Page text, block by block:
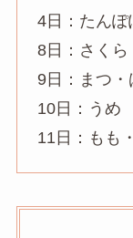
4日：たん
8日：さくら
9日：まつ・
10日：うめ
11日：もも